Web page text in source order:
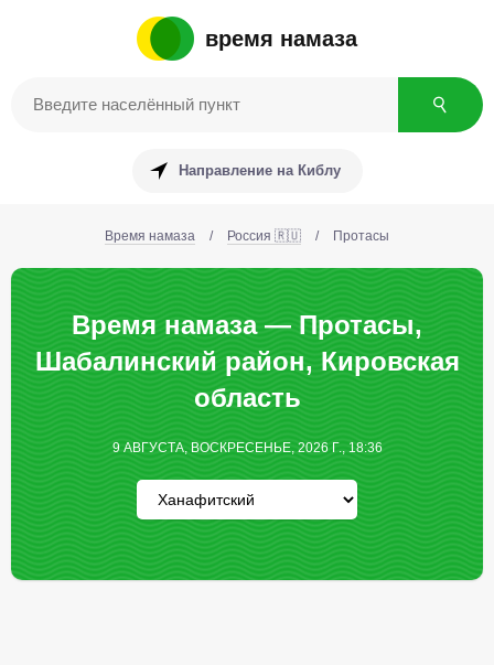
время намаза
Направление на Киблу
Время намаза / Россия 🇷🇺 / Протасы
Время намаза — Протасы,
Шабалинский район, Кировская
область
9 АВГУСТА, ВОСКРЕСЕНЬЕ, 2026 Г., 18:36